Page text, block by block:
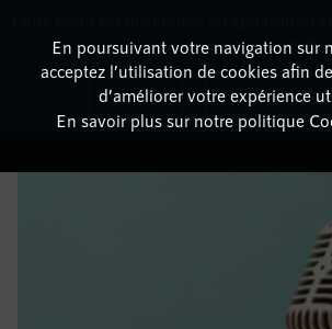
DÉTAILS DE
12 février 2022à 14h59, durée : Invalid date
En poursuivant votre navigation sur
acceptez l’utilisation de cookies afin
d’améliorer votre expérience
En savoir plus sur notre politique
dessous pour l'installer.
Non merci Télécharger